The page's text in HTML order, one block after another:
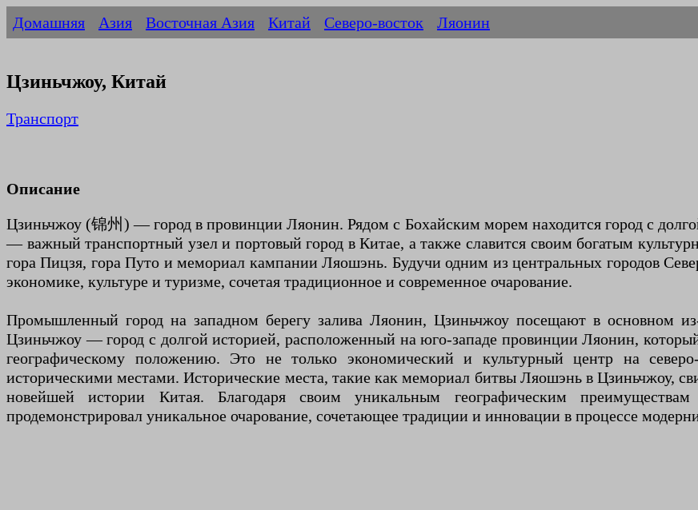
Домашняя Азия Восточная Азия Китай Северо-восток Ляонин
Цзиньчжоу, Китай
Транспорт
Описание
Цзиньчжоу (锦州) — город в провинции Ляонин. Рядом с Бохайским морем находится город с
— важный транспортный узел и портовый город в Китае, а также славится своим богатым
гора Пицзя, гора Путо и мемориал кампании Ляошэнь. Будучи одним из центральных городов
экономике, культуре и туризме, сочетая традиционное и современное очарование.
Промышленный город на западном берегу залива Ляонин, Цзиньчжоу посещают в основном
Цзиньчжоу — город с долгой историей, расположенный на юго-западе провинции Ляонин,
географическому положению. Это не только экономический и культурный центр на
историческими местами. Исторические места, такие как мемориал битвы Ляошэнь в Цзиньчжоу,
новейшей истории Китая. Благодаря своим уникальным географическим
продемонстрировал уникальное очарование, сочетающее традиции и инновации в процессе